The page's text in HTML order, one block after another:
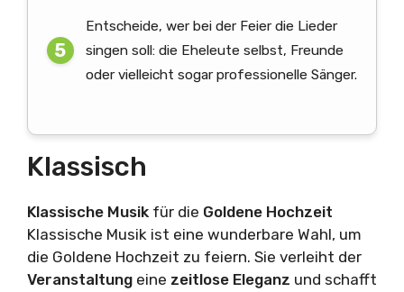
Entscheide, wer bei der Feier die Lieder
singen soll: die Eheleute selbst, Freunde
oder vielleicht sogar professionelle Sänger.
Klassisch
Klassische Musik für die Goldene Hochzeit
Klassische Musik ist eine wunderbare Wahl, um
die Goldene Hochzeit zu feiern. Sie verleiht der
Veranstaltung eine zeitlose Eleganz und schafft